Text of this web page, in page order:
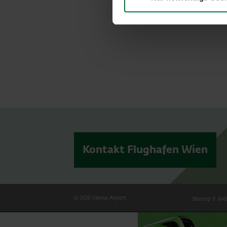
Kontakt Flughafen Wien
© 2026 Vienna Airport Sitemap